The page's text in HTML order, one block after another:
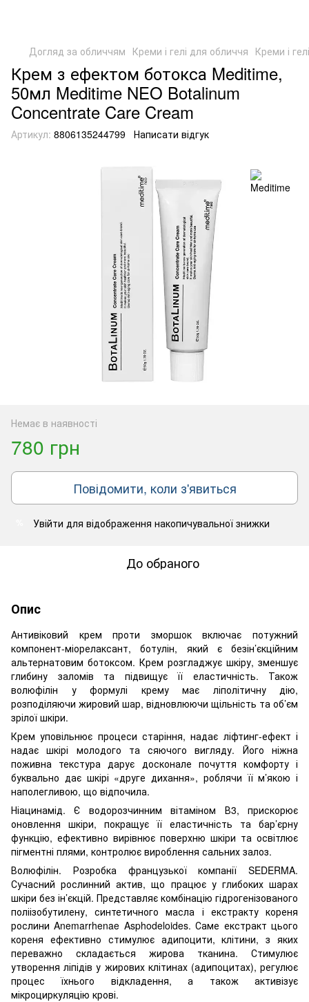
Догляд за обличчям Креми і гелі для обличчя Креми і
Крем з ефектом ботокса Meditime,
50мл Meditime NEO Botalinum
Concentrate Care Cream
Артикул: 8806135244799 Написати відгук
Немає в наявності
780 грн
Повідомити, коли з'явиться
Увійти для відображення накопичувальної знижки
До обраного
Опис
Антивіковий крем проти зморшок включає потужний
компонент-міорелаксант, ботулін, який є безін’єкційним
альтернатовим ботоксом. Крем розгладжує шкіру, зменшує
глибину заломів та підвищує її еластичність. Також
волюфілін у формулі крему має ліполітичну дію,
розподіляючи жировий шар, відновлюючи щільність та об’єм
зрілої шкіри.
Крем уповільнює процеси старіння, надає ліфтинг-ефект і
надає шкірі молодого та сяючого вигляду. Його ніжна
поживна текстура дарує досконале почуття комфорту і
буквально дає шкірі «друге дихання», роблячи її м’якою і
наполегливою, що відпочила.
Ніацинамід. Є водорозчинним вітаміном В3, прискорює
оновлення шкіри, покращує її еластичність та бар’єрну
функцію, ефективно вирівнює поверхню шкіри та освітлює
пігментні плями, контролює вироблення сальних залоз.
Волюфілін. Розробка французької компанії SEDERMA.
Сучасний рослинний актив, що працює у глибоких шарах
шкіри без ін’єкцій. Представляє комбінацію гідрогенізованого
поліізобутилену, синтетичного масла і екстракту кореня
рослини Anemarrhenae Asphodeloides. Саме екстракт цього
кореня ефективно стимулює адипоцити, клітини, з яких
переважно складається жирова тканина. Стимулює
утворення ліпідів у жирових клітинах (адипоцитах), регулює
процес їхнього відкладення, а також активізує
мікроциркуляцію крові.